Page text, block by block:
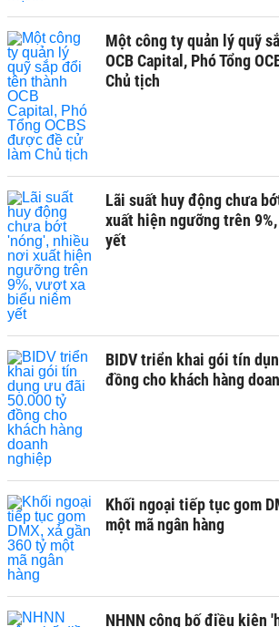
Một công ty quản lý quỹ
OCB Capital, Phó Tổng
Chủ tịch
Lãi suất huy động chưa
xuất hiện ngưỡng trên
yết
BIDV triển khai gói tín
đồng cho khách hàng
Khối ngoại tiếp tục gom
một mã ngân hàng
NHNN công bố điều kiện